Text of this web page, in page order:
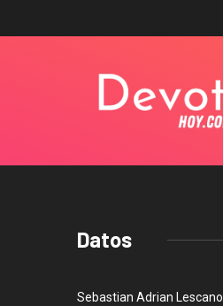
Datos
Sebastian Adrian Lescano